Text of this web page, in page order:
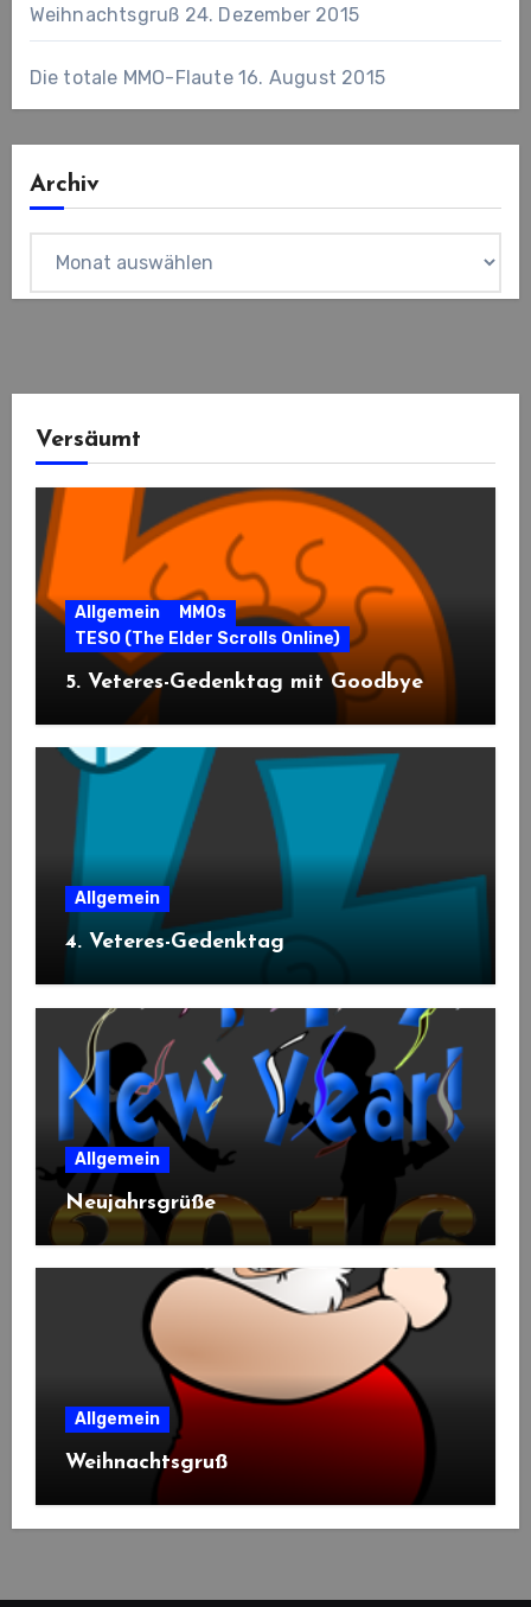
Weihnachtsgruß 24. Dezember 2015
Die totale MMO-Flaute 16. August 2015
Archiv
Versäumt
Allgemein
MMOs
TESO (The Elder Scrolls Online)
5. Veteres-Gedenktag mit Goodbye
Allgemein
4. Veteres-Gedenktag
Allgemein
Neujahrsgrüße
Allgemein
Weihnachtsgruß